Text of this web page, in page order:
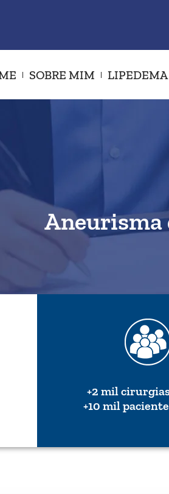
SOBRE MIM LIPEDEMA
Aneurisma
+2 mil
+10 mil